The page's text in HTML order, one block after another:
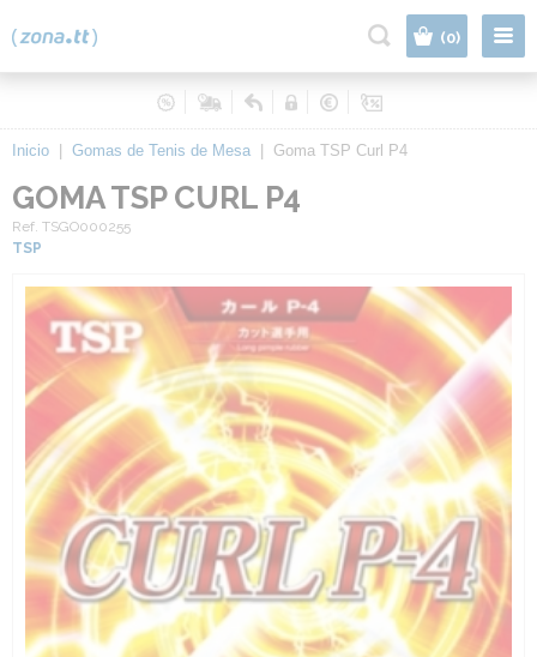
(0)
Inicio Gomas de Tenis de Mesa Goma TSP Curl P4
GOMA TSP CURL P4
Ref. TSGO000255
TSP